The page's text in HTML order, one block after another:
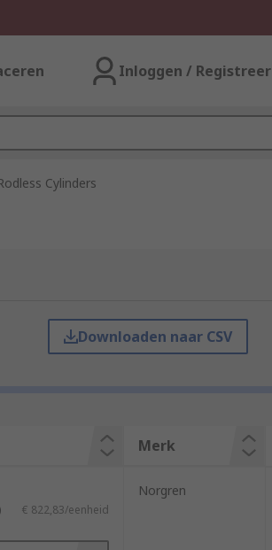
Inloggen / Registreer
Cylinders
Downloaden naar CSV
Merk
€ 822,83/eenheid
Norgren